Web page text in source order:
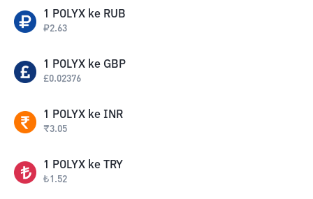
1 POLYX ke RUB
₽2.63
1 POLYX ke GBP
£0.02376
1 POLYX ke INR
₹3.05
1 POLYX ke TRY
₺1.52